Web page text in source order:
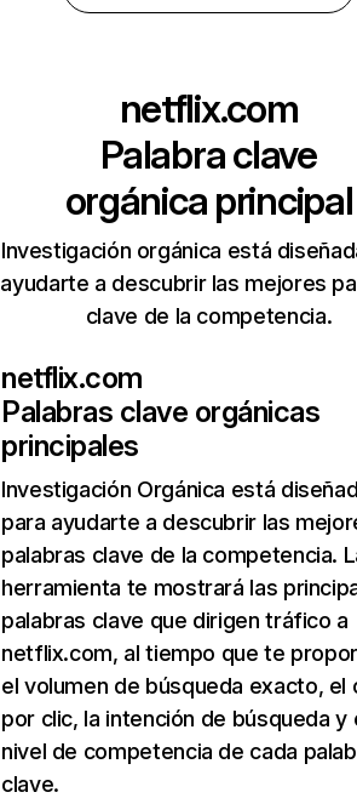
netflix.com
Palabra clave
orgánica principal
Investigación orgánica está
ayudarte a descubrir las mejores
clave de la competencia.
netflix.com
Palabras clave orgánicas
principales
Investigación Orgánica está
para ayudarte a descubrir las
palabras clave de la competencia.
herramienta te mostrará las
palabras clave que dirigen tráfico a
netflix.com, al tiempo que te
el volumen de búsqueda exacto, el
por clic, la intención de búsqueda y
nivel de competencia de cada
clave.